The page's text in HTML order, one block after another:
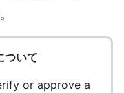
ついて
or approve a